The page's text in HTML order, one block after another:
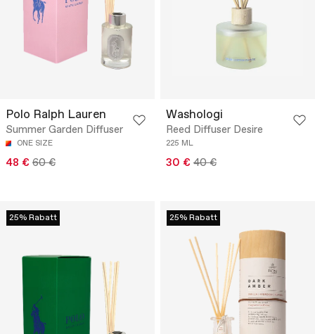
Polo Ralph Lauren
Summer Garden Diffuser
ONE SIZE
48 € 60 €
Washologi
Reed Diffuser Desire
225 ML
30 € 40 €
25% Rabatt 25% Rabatt